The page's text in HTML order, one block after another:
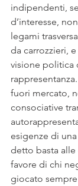
indipendenti,
d’interesse,
legami
da carrozzieri,
visione politica
fuori mercato,
consociative
esigenze di
detto basta
favore di chi
giocato